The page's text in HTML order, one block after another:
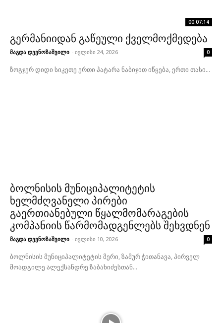
00:07:14
გერმანიიდან გაწეული ქველმოქმედება
მაგდა დევნოზაშვილი - ივლისი 24, 2026 0
ზოგჯერ დიდი სიკეთე ერთი პატარა ნაბიჯით იწყება, ერთი თასი...
ბოლნისის მუნიციპალიტეტის
ხელმძღვანელი პირები
გაერთიანებული წყალმომარაგების
კომპანიის წარმომადგენლებს შეხვდნენ
მაგდა დევნოზაშვილი - ივლისი 10, 2026 0
ბოლნისის მუნიციპალიტეტის მერი, ზამურ ჭითანავა, პირველ
მოადგილე ალექსანდრე ზაბახიძესთან...